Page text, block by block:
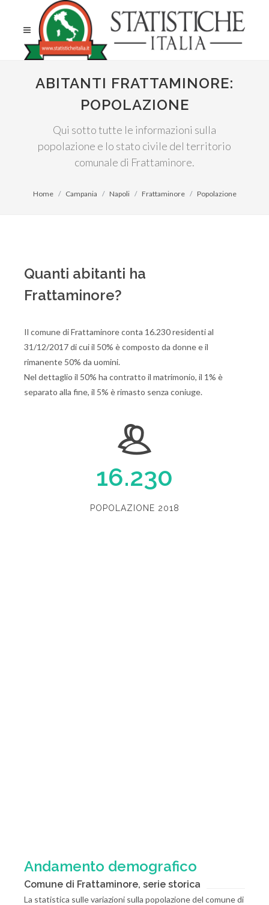
ABITANTI FRATTAMINORE:
POPOLAZIONE
Qui sotto tutte le informazioni sulla
popolazione e lo stato civile del territorio
comunale di Frattaminore.
Home Campania Napoli Frattaminore Popolazione
Quanti abitanti ha
Frattaminore?
Il comune di Frattaminore conta 16.230 residenti al
31/12/2017 di cui il 50% è composto da donne e il
rimanente 50% da uomini.
Nel dettaglio il 50% ha contratto il matrimonio, il 1% è
separato alla fine, il 5% è rimasto senza coniuge.
16.230
POPOLAZIONE 2018
Andamento demografico
Comune di Frattaminore, serie storica
La statistica sulle variazioni sulla popolazione del comune di